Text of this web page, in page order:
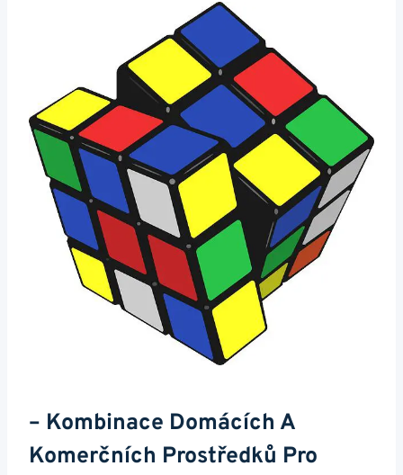
– Kombinace‌ Domácích‍ A
Komerčních Prostředků Pro